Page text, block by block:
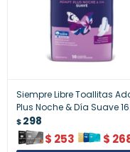
Siempre Libre Toallitas
Plus Noche & Día Suave 16
Unidades | Higiene
Diario y Nocturno
$298
$ 253 $